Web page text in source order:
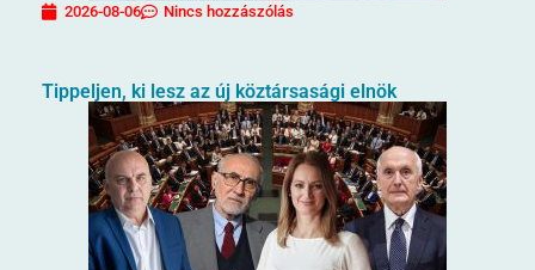
2026-08-06 Nincs hozzászólás
Tippeljen, ki lesz az új köztársasági elnök